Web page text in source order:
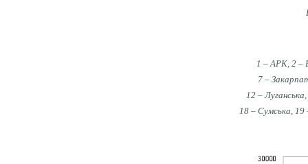
1 – АРК, 2 –
7 –
12 –
18 – Сумська, 19